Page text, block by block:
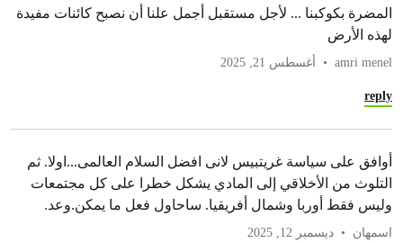
المضرة بكوكبنا ... لأجل مستقبل أجمل علنا أن نصبح كائنات مفيدة
لهذه الأرض
amri menel أغسطس 21, 2025
reply
أوافق على سياسة غريتبيس لانى افضل السلام العالمى...اولا. ثم
التلوث من الأخلاقي إلى المادي يشكل خطرا على كل مجتمعات
وليس فقط أوربا وشمال أفريقيا. ساحاول فعل ما يمكن.وعد.
اسمهان ديسمبر 12, 2025